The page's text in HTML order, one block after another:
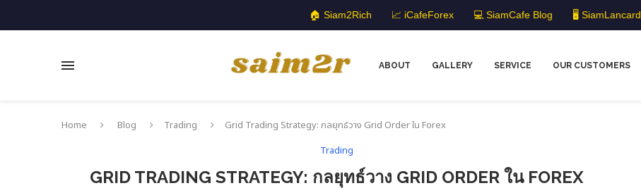
🏠 Siam2Rich 📈 iCafeForex 💻 SiamCafe Blog 🖥️ SiamLancard
ABOUT GALLERY SERVICE OUR CUSTOMERS
Home Blog Trading
Grid Trading Strategy: กลยุทธ์วาง Grid Order ใน Forex
Trading
GRID TRADING STRATEGY: กลยุทธ์วาง GRID ORDER ใน FOREX